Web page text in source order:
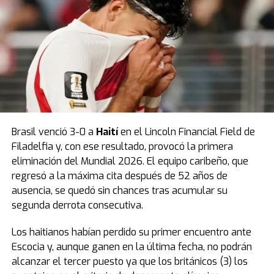
encuentro.
Fuente: TN
Brasil venció 3-0 a Haitíen el Lincoln Financial Field de
Filadelfia y, con ese resultado, provocó la primera
eliminación del Mundial 2026. El equipo caribeño, que
regresó a la máxima cita después de 52 años de
ausencia, se quedó sin chances tras acumular su
segunda derrota consecutiva.
Los haitianos habían perdido su primer encuentro ante
Escocia y, aunque ganen en la última fecha, no podrán
alcanzar el tercer puesto ya que los británicos (3) los